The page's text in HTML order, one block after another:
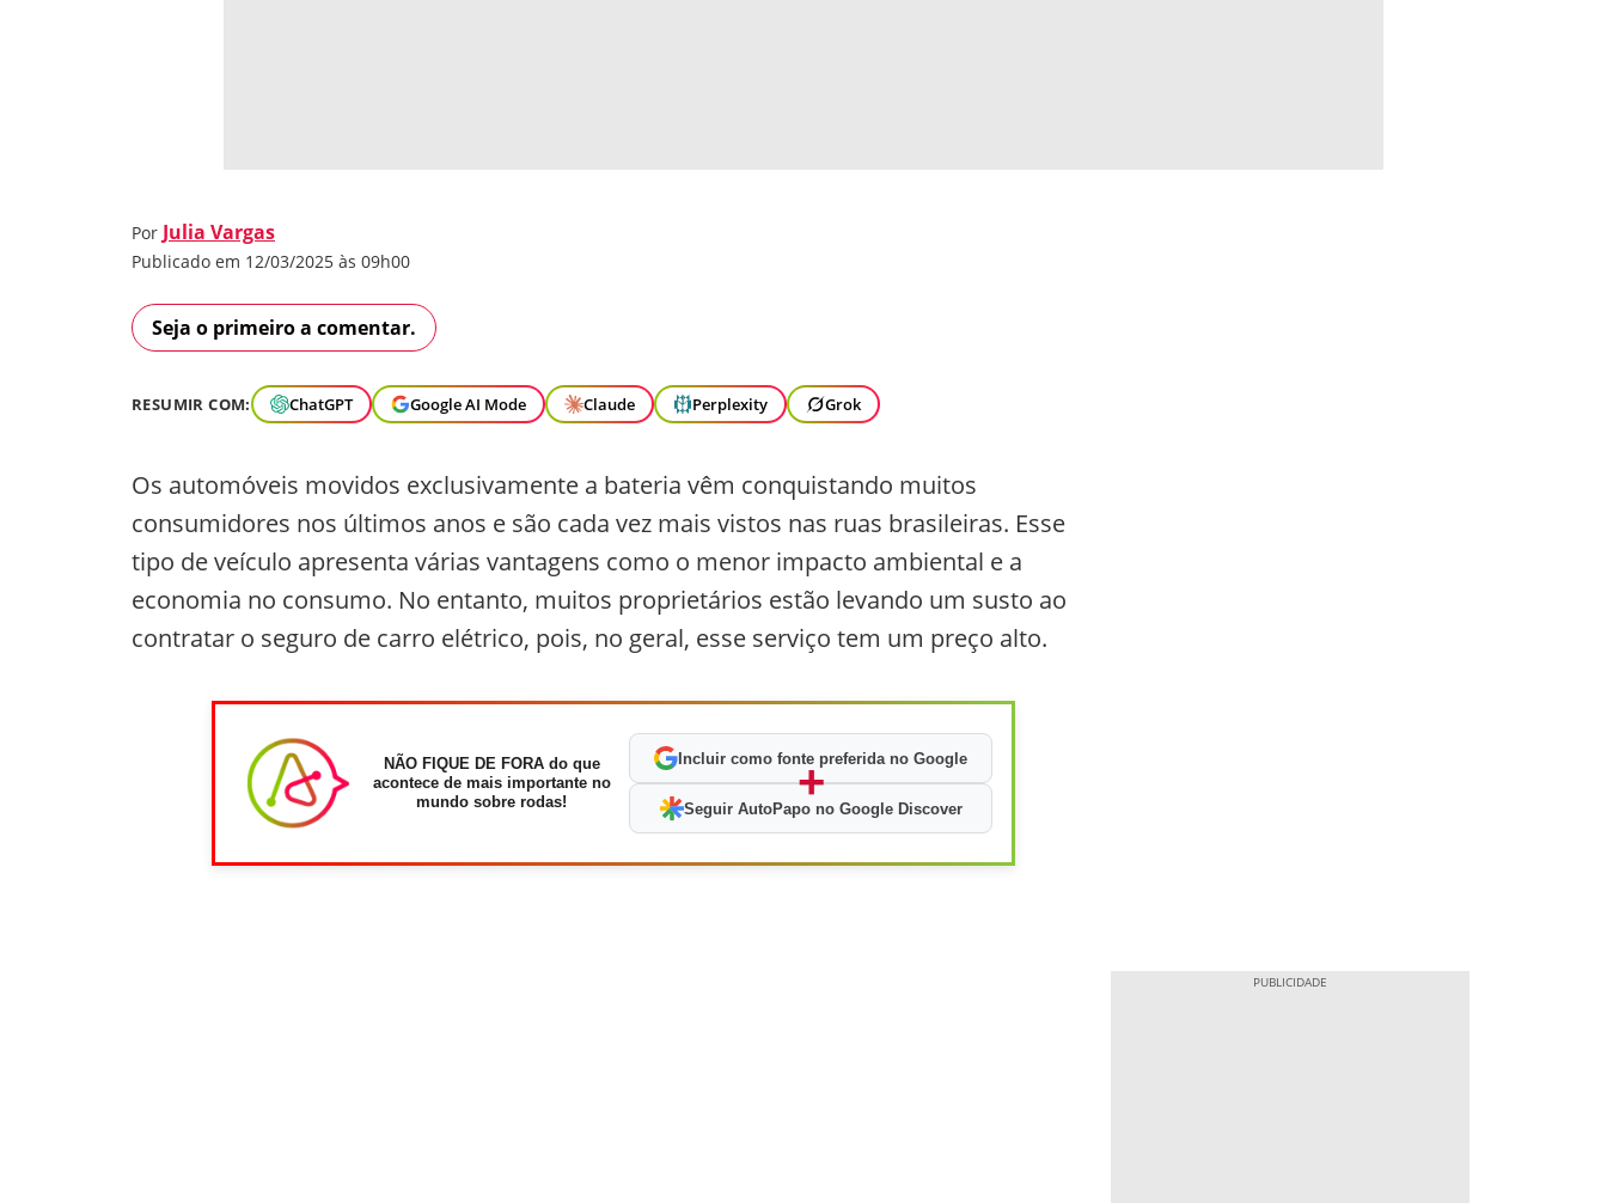
Por Julia Vargas
Publicado em 12/03/2025 às 09h00
Seja o primeiro a comentar.
RESUMIR COM: ChatGPT Google AI Mode Claude Perplexity Grok
Os automóveis movidos exclusivamente a bateria vêm conquistando muitos
consumidores nos últimos anos e são cada vez mais vistos nas ruas brasileiras. Esse
tipo de veículo apresenta várias vantagens como o menor impacto ambiental e a
economia no consumo. No entanto, muitos proprietários estão levando um susto ao
contratar o seguro de carro elétrico, pois, no geral, esse serviço tem um preço alto.
NÃO FIQUE DE FORA do que
acontece de mais importante no
mundo sobre rodas!
Incluir como fonte preferida no Google
+
Seguir AutoPapo no Google Discover